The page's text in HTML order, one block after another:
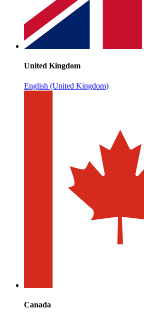
United Kingdom
English (United Kingdom)
Canada